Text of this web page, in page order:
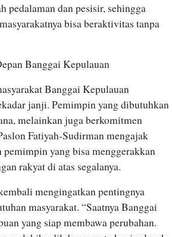
dan pesisir, sehingga
bisa beraktivitas tanpa
Banggai Kepulauan
Banggai Kepulauan
janji. Pemimpin yang dibutuhkan
melainkan juga berkomitmen
Fatiyah-Sudirman mengajak
yang bisa menggerakkan
rakyat di atas segalanya.
mengingatkan pentingnya
masyarakat. “Saatnya Banggai
yang siap membawa perubahan.